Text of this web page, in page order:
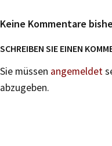
Keine Kommentare
SCHREIBEN SIE EINEN
Sie müssen angemeldet
abzugeben.